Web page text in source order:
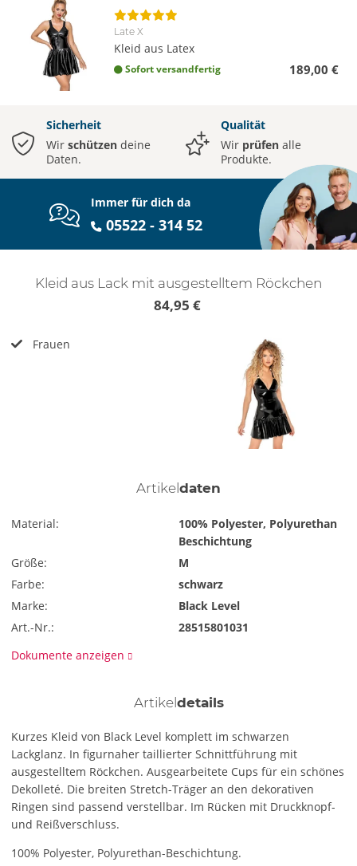
Late X
Kleid aus Latex
Sofort versandfertig 189,00 €
Sicherheit
Wir schützen deine
Daten.
Qualität
Wir prüfen alle
Produkte.
Immer für dich da
05522 - 314 52
Kleid aus Lack mit ausgestelltem Röckchen
84,95 €
Frauen
Artikel daten
Material:
100% Polyester, Polyurethan
Beschichtung
Größe:
M
Farbe:
schwarz
Marke:
Black Level
Art.-Nr.:
28515801031
Dokumente anzeigen
Artikel details
Kurzes Kleid von Black Level komplett im schwarzen
Lackglanz. In figurnaher taillierter Schnittführung mit
ausgestelltem Röckchen. Ausgearbeitete Cups für ein schönes
Dekolleté. Die breiten Stretch-Träger an den dekorativen
Ringen sind passend verstellbar. Im Rücken mit Druckknopf-
und Reißverschluss.
100% Polyester, Polyurethan-Beschichtung.